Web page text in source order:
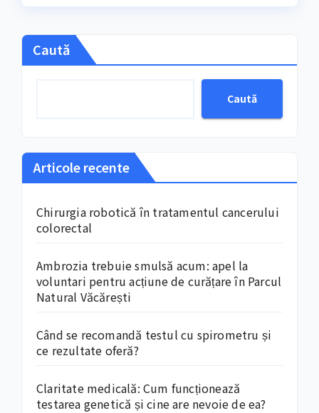
Caută
Caută
Articole recente
Chirurgia robotică în tratamentul cancerului
colorectal
Ambrozia trebuie smulsă acum: apel la
voluntari pentru acțiune de curățare în Parcul
Natural Văcărești
Când se recomandă testul cu spirometru și
ce rezultate oferă?
Claritate medicală: Cum funcționează
testarea genetică și cine are nevoie de ea?